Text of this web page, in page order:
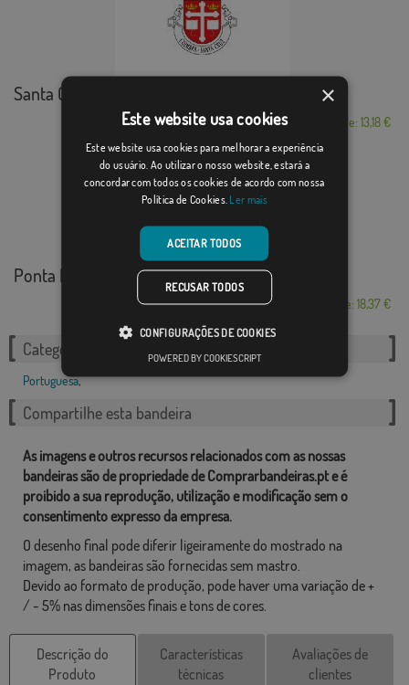
Santa Cruz (Coimbra)
Desde: 13,18 €
Ponta Delgada
Desde: 18,37 €
Categorias relacionadas:
Portuguesa,
Compartilhe esta bandeira
As imagens e outros recursos relacionados com as nossas
bandeiras são de propriedade de Comprarbandeiras.pt e é
proibido a sua reprodução, utilização e modificação sem o
consentimento expresso da empresa.
O desenho final pode diferir ligeiramente do mostrado na
imagem, as bandeiras são fornecidas sem mastro.
Devido ao formato de produção, pode haver uma variação de +
/ - 5% nas dimensões finais e tons de cores.
Descrição do
Produto
Características
técnicas
Avaliações de
clientes
×
Este website usa cookies
Este website usa cookies para melhorar a experiência
do usuário. Ao utilizar o nosso website, estará a
concordar com todos os cookies de acordo com nossa
Política de Cookies. Ler mais
ACEITAR TODOS
RECUSAR TODOS
CONFIGURAÇÕES DE COOKIES
POWERED BY COOKIESCRIPT